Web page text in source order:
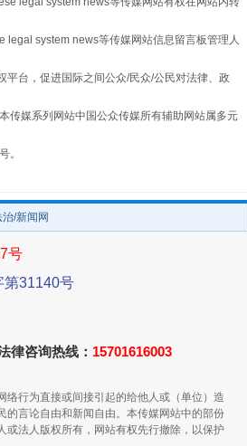
走走走！国家喊你健身啦
system news等传媒网站信息留言板管理人
台，促进国际之间公众/民众/公民对法律、政
传媒系列网站中国公众传媒所有辅助网站属多元
。
/新闻网
号
第31140号
律咨询热线： 15701616003
行为直接或间接引起的给他人或（单位）造
的言论自由和新闻自由。本传媒网站中的部份
或法人版权所有，网站有权先行撤除，以保护